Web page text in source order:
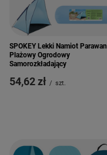
SPOKEY Lekki Namiot Parawan
Plażowy Ogrodowy
Samorozkładający
54,62 zł / szt.